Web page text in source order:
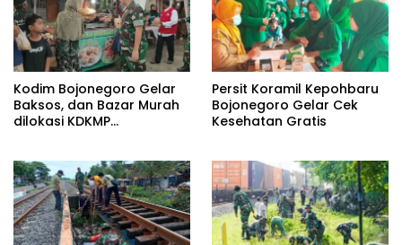
Kodim Bojonegoro Gelar
Baksos, dan Bazar Murah
dilokasi KDKMP
Persit Koramil Kepohbaru
Bojonegoro Gelar Cek
Kesehatan Gratis